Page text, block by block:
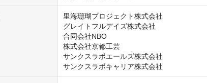
里海珊瑚プロジェクト株式会社
グレイトフルデイズ株式会社
合同会社NBO
株式会社京都工芸
サンクスラボエールズ株式会社
サンクスラボキャリア株式会社